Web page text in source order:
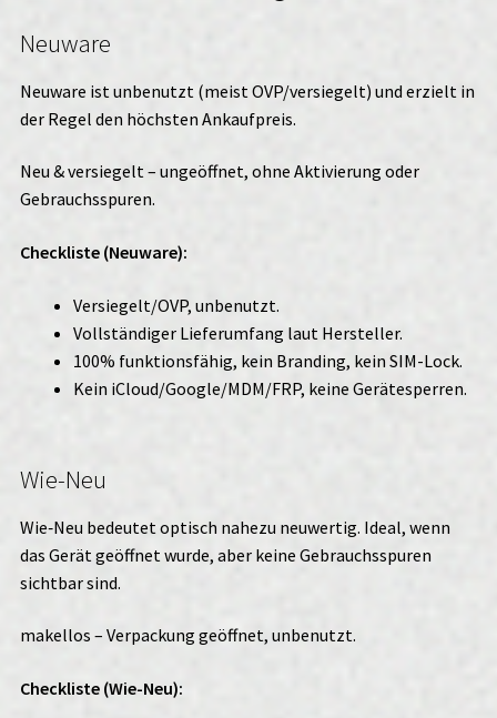
Neuware
Neuware ist unbenutzt (meist OVP/versiegelt) und erzielt in
der Regel den höchsten Ankaufpreis.
Neu & versiegelt – ungeöffnet, ohne Aktivierung oder
Gebrauchsspuren.
Checkliste (Neuware):
Versiegelt/OVP, unbenutzt.
Vollständiger Lieferumfang laut Hersteller.
100% funktionsfähig, kein Branding, kein SIM-Lock.
Kein iCloud/Google/MDM/FRP, keine Gerätesperren.
Wie-Neu
Wie‑Neu bedeutet optisch nahezu neuwertig. Ideal, wenn
das Gerät geöffnet wurde, aber keine Gebrauchsspuren
sichtbar sind.
makellos – Verpackung geöffnet, unbenutzt.
Checkliste (Wie-Neu):